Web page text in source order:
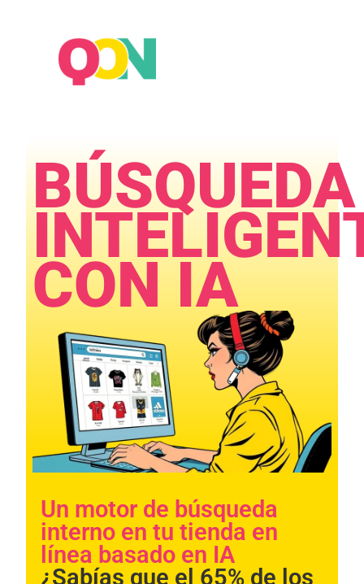
BÚSQUEDA
CON IA​​
Un motor de búsqueda
interno en tu tienda en
línea basado en IA​​
¿Sabías que el 65% de los
These